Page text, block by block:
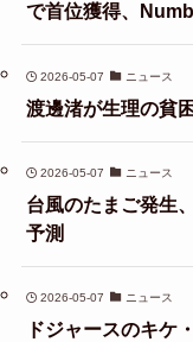
で首位獲得、
2026-05-07 ニュース
渡邊渚が生理の貧
2026-05-07 ニュース
台風のたまご発生
予測
2026-05-07 ニュース
ドジャースのキケ